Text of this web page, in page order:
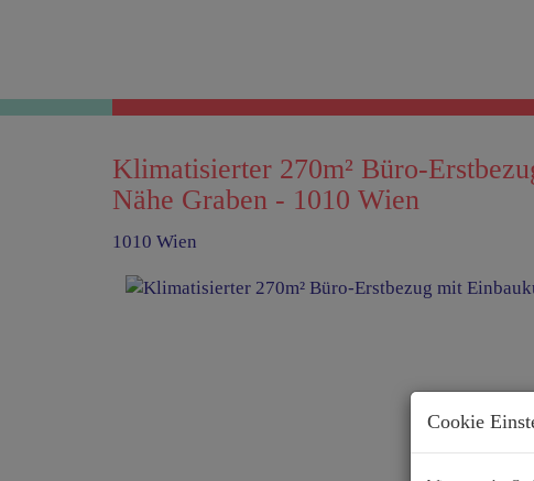
Klimatisierter 270m² Büro-
Nähe Graben - 1010 Wien
1010 Wien
Cookie